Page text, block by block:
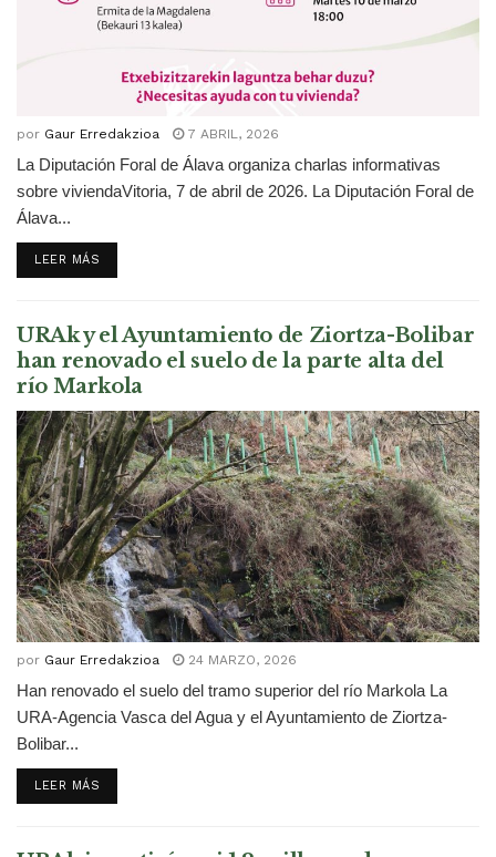
por Gaur Erredakzioa 7 ABRIL, 2026
La Diputación Foral de Álava organiza charlas informativas
sobre viviendaVitoria, 7 de abril de 2026. La Diputación Foral de
Álava...
LEER MÁS
URAk y el Ayuntamiento de Ziortza-Bolibar
han renovado el suelo de la parte alta del
río Markola
por Gaur Erredakzioa 24 MARZO, 2026
Han renovado el suelo del tramo superior del río Markola La
URA-Agencia Vasca del Agua y el Ayuntamiento de Ziortza-
Bolibar...
LEER MÁS